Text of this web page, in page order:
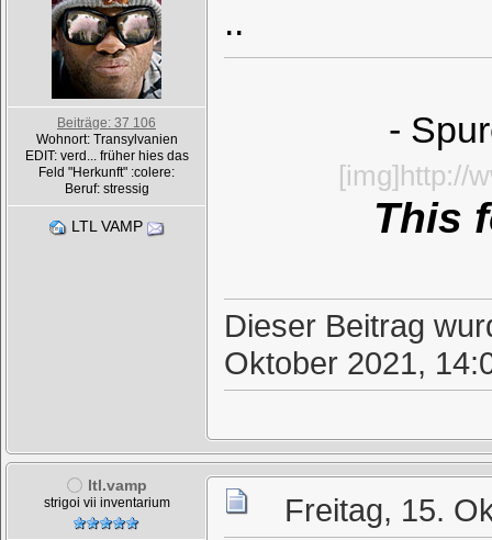
Beiträge: 37 106
Wohnort: Transylvanien
EDIT: verd... früher hies das
Feld "Herkunft" :colere:
Beruf: stressig
LTL VAMP
..
-
[img]http://
This
Dieser Beitrag
Oktober 2021,
ltl.vamp
strigoi vii inventarium Freitag, 15.